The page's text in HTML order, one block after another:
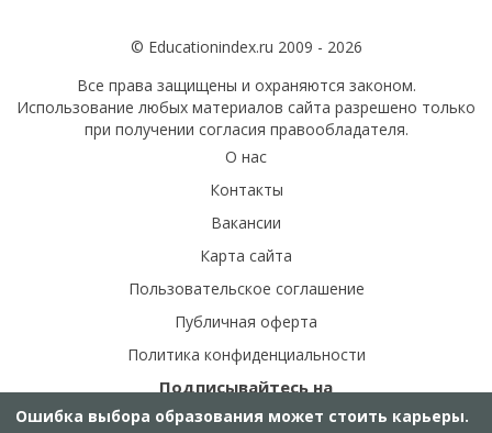
© Educationindex.ru 2009 - 2026
Все права защищены и охраняются законом.
Использование любых материалов сайта разрешено только
при получении согласия правообладателя.
О нас
Контакты
Вакансии
Карта сайта
Пользовательское соглашение
Публичная оферта
Политика конфиденциальности
Подписывайтесь на
наши соц.сети:
Ошибка выбора образования может стоить карьеры.